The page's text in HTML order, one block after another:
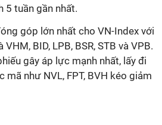
5 tuần gần nhất.
góp lớn nhất cho VN-Index với
BID, LPB, BSR, STB và VPB.
gây áp lực mạnh nhất, lấy đi
mã như NVL, FPT, BVH kéo giảm